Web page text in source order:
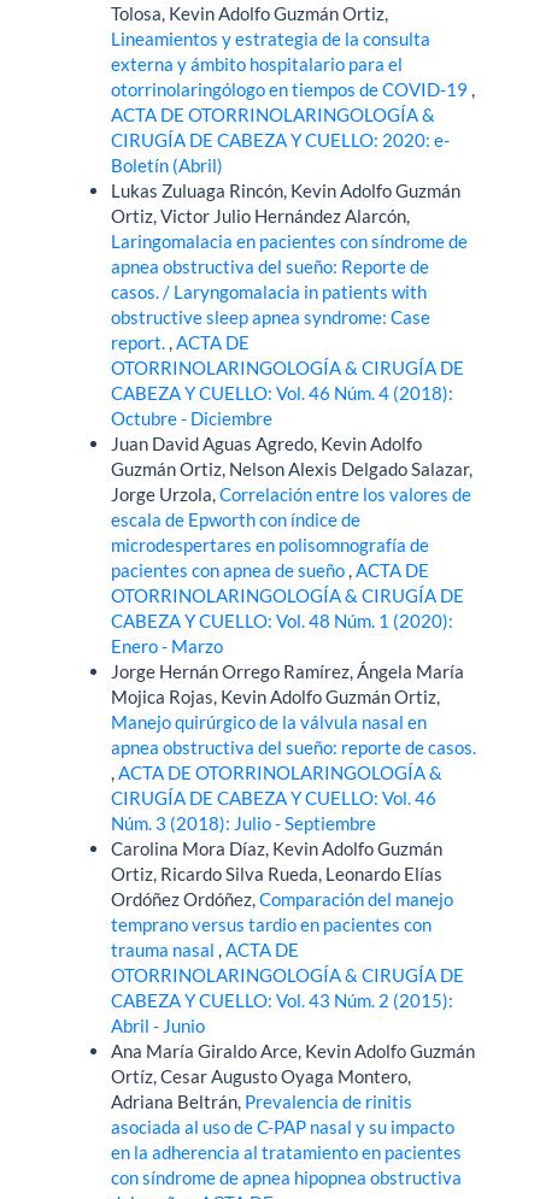
Tolosa, Kevin Adolfo Guzmán Ortiz,
Lineamientos y estrategia de la consulta
externa y ámbito hospitalario para el
otorrinolaringólogo en tiempos de COVID-19,
ACTA DE OTORRINOLARINGOLOGÍA &
CIRUGÍA DE CABEZA Y CUELLO: 2020: e-
Boletín (Abril)
Lukas Zuluaga Rincón, Kevin Adolfo Guzmán
Ortiz, Victor Julio Hernández Alarcón,
Laringomalacia en pacientes con síndrome de
apnea obstructiva del sueño: Reporte de
casos. / Laryngomalacia in patients with
obstructive sleep apnea syndrome: Case
report.,ACTA DE
OTORRINOLARINGOLOGÍA & CIRUGÍA DE
CABEZA Y CUELLO: Vol. 46 Núm. 4 (2018):
Octubre - Diciembre
Juan David Aguas Agredo, Kevin Adolfo
Guzmán Ortiz, Nelson Alexis Delgado Salazar,
Jorge Urzola,Correlación entre los valores de
escala de Epworth con índice de
microdespertares en polisomnografía de
pacientes con apnea de sueño,ACTA DE
OTORRINOLARINGOLOGÍA & CIRUGÍA DE
CABEZA Y CUELLO: Vol. 48 Núm. 1 (2020):
Enero - Marzo
Jorge Hernán Orrego Ramírez, Ángela María
Mojica Rojas, Kevin Adolfo Guzmán Ortiz,
Manejo quirúrgico de la válvula nasal en
apnea obstructiva del sueño: reporte de casos.
,ACTA DE OTORRINOLARINGOLOGÍA &
CIRUGÍA DE CABEZA Y CUELLO: Vol. 46
Núm. 3 (2018): Julio - Septiembre
Carolina Mora Díaz, Kevin Adolfo Guzmán
Ortiz, Ricardo Silva Rueda, Leonardo Elías
Ordóñez Ordóñez,Comparación del manejo
temprano versus tardio en pacientes con
trauma nasal,ACTA DE
OTORRINOLARINGOLOGÍA & CIRUGÍA DE
CABEZA Y CUELLO: Vol. 43 Núm. 2 (2015):
Abril - Junio
Ana María Giraldo Arce, Kevin Adolfo Guzmán
Ortíz, Cesar Augusto Oyaga Montero,
Adriana Beltrán, Prevalencia de rinitis
asociada al uso de C-PAP nasal y su impacto
en la adherencia al tratamiento en pacientes
con síndrome de apnea hipopnea obstructiva